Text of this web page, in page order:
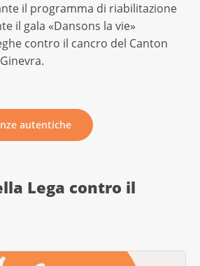
il programma di riabilitazione
il gala «Dansons la vie»
contro il cancro del Canton
autentiche
Lega contro il